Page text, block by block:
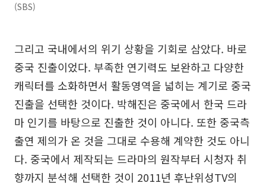
(SBS)
그리고 국내에서의 위기 상황을 기회로 삼았다. 바로
중국 진출이었다. 부족한 연기력도 보완하고 다양한
캐릭터를 소화하면서 활동영역을 넓히는 계기로 중국
진출을 선택한 것이다. 박해진은 중국에서 한국 드라
마 인기를 바탕으로 진출한 것이 아니다. 또한 중국측
출연 제의가 온 것을 그대로 수용해 계약한 것도 아니
다. 중국에서 제작되는 드라마의 원작부터 시청자 취
향까지 분석해 선택한 것이 2011년 후난위성TV의